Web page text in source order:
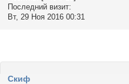
Последний визит:
Вт, 29 Ноя 2016 00:31
Cкиф